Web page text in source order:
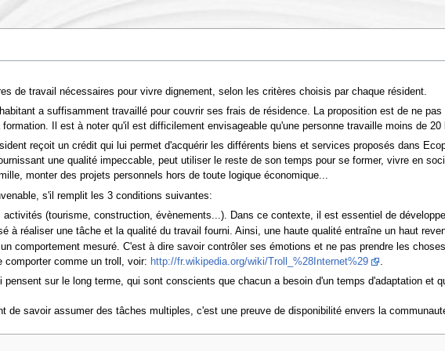
de travail nécessaires pour vivre dignement, selon les critères choisis par chaque résident.
a suffisamment travaillé pour couvrir ses frais de résidence. La proposition est de ne
Il est à noter qu'il est difficilement envisageable qu'une personne travaille moins de 20
reçoit un crédit qui lui permet d'acquérir les différents biens et services proposés dans
une qualité impeccable, peut utiliser le reste de son temps pour se former, vivre en
monter des projets personnels hors de toute logique économique...
s'il remplit les 3 conditions suivantes:
(tourisme, construction, évènements...). Dans ce contexte, il est essentiel de
à réaliser une tâche et la qualité du travail fourni. Ainsi, une haute qualité entraîne un haut
comportement mesuré. C'est à dire savoir contrôler ses émotions et ne pas prendre les
comporter comme un troll, voir: http://fr.wikipedia.org/wiki/Troll_%28Internet%29
.
sur le long terme, qui sont conscients que chacun a besoin d'un temps d'adaptation et
de savoir assumer des tâches multiples, c'est une preuve de disponibilité envers la